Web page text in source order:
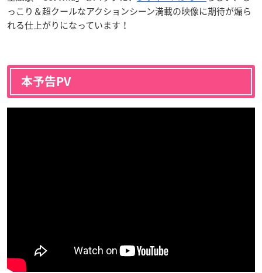
っこり＆超クールなアクションシーン満載の映像に期待が煽ら
れる仕上がりになっています！
本予告PV